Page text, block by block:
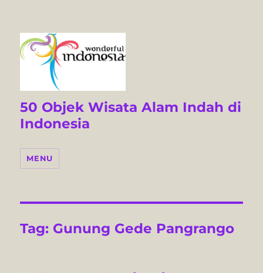
50 Objek Wisata Alam Indah di
Indonesia
MENU
Tag: Gunung Gede Pangrango